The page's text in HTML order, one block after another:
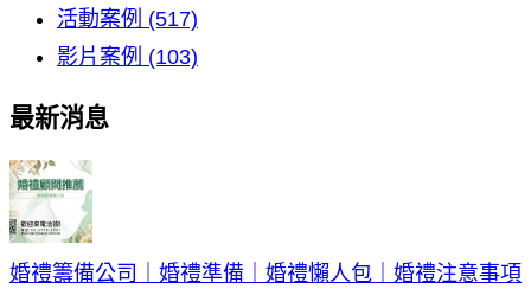
活動案例 (517)
影片案例 (103)
最新消息
婚禮籌備公司｜婚禮準備｜婚禮懶人包｜婚禮注意事項